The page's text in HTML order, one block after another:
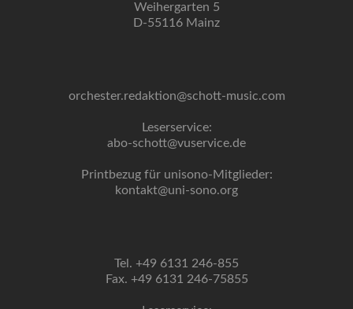
Weihergarten 5
D-55116 Mainz
orchester.redaktion@schott-music.com
Leserservice:
abo-schott@vuservice.de
Printbezug für unisono-Mitglieder:
kontakt@uni-sono.org
Tel. +49 6131 246-855
Fax. +49 6131 246-75855